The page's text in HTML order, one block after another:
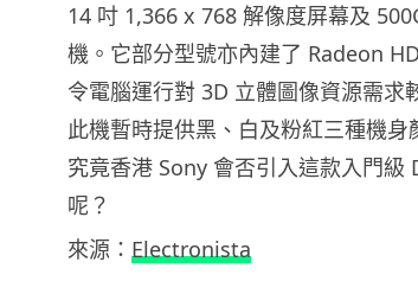
14 吋 1,366 x 768 解像度屏幕及
機。它部分型號亦內建了 Radeon
令電腦運行對 3D 立體圖像資源需求
此機暫時提供黑、白及粉紅三種機身
究竟香港 Sony 會否引入這款入門
呢？
來源： Electronista